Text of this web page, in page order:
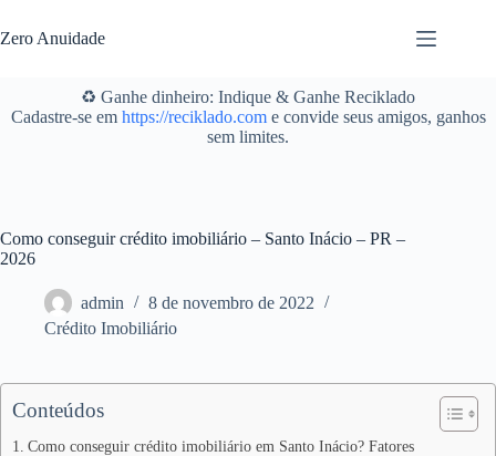
para
o
Zero Anuidade
♻️ Ganhe dinheiro: Indique & Ganhe Reciklado
Cadastre-se em https://reciklado.come convide seus amigos, ganhos
sem limites.
Como conseguir crédito imobiliário – Santo Inácio – PR –
2026
admin
8 de novembro de 2022
Crédito Imobiliário
Conteúdos
Como conseguir crédito imobiliário em Santo Inácio? Fatores